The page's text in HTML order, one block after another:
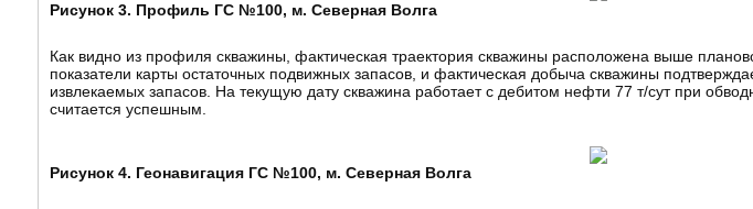
Рисунок 3. Профиль ГС №100, м. Северная Волга
Как видно из профиля скважины, фактическая траектория скважины расположена выше
показатели карты остаточных подвижных запасов, и фактическая добыча скважины
извлекаемых запасов. На текущую дату скважина работает с дебитом нефти 77 т/сут при
считается успешным.
Рисунок 4. Геонавигация ГС №100, м. Северная Волга